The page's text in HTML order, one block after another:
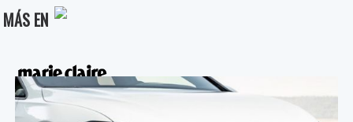
MÁS EN